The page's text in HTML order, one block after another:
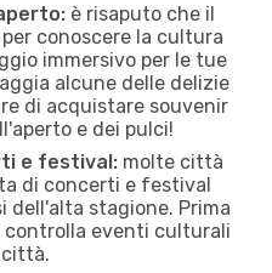
è risaputo che il
conoscere la cultura
immersivo per le tue
alcune delle delizie
di acquistare souvenir
e dei pulci!
e festival: molte città
di concerti e festival
dell'alta stagione. Prima
controlla eventi culturali
città.